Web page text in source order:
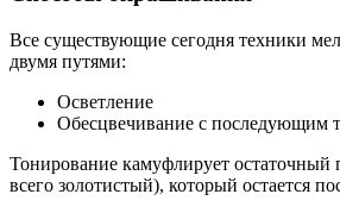
Все существующие сегодня техники
двумя путями:
Осветление
Обесцвечивание с последующим
Тонирование камуфлирует остаточный
всего золотистый), который остается